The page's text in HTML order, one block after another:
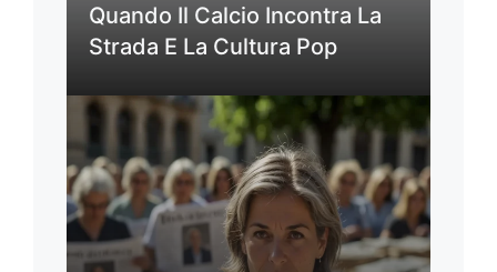
Quando Il Calcio Incontra La
Strada E La Cultura Pop